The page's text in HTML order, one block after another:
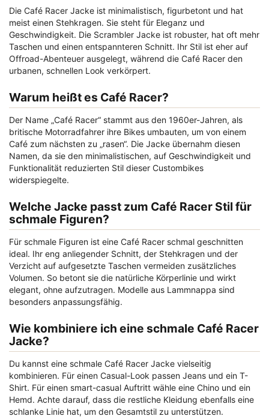
Die Café Racer Jacke ist minimalistisch, figurbetont und hat
meist einen Stehkragen. Sie steht für Eleganz und
Geschwindigkeit. Die Scrambler Jacke ist robuster, hat oft mehr
Taschen und einen entspannteren Schnitt. Ihr Stil ist eher auf
Offroad-Abenteuer ausgelegt, während die Café Racer den
urbanen, schnellen Look verkörpert.
Warum heißt es Café Racer?
Der Name „Café Racer“ stammt aus den 1960er-Jahren, als
britische Motorradfahrer ihre Bikes umbauten, um von einem
Café zum nächsten zu „rasen“. Die Jacke übernahm diesen
Namen, da sie den minimalistischen, auf Geschwindigkeit und
Funktionalität reduzierten Stil dieser Custombikes
widerspiegelte.
Welche Jacke passt zum Café Racer Stil für
schmale Figuren?
Für schmale Figuren ist eine Café Racer schmal geschnitten
ideal. Ihr eng anliegender Schnitt, der Stehkragen und der
Verzicht auf aufgesetzte Taschen vermeiden zusätzliches
Volumen. So betont sie die natürliche Körperlinie und wirkt
elegant, ohne aufzutragen. Modelle aus Lammnappa sind
besonders anpassungsfähig.
Wie kombiniere ich eine schmale Café Racer
Jacke?
Du kannst eine schmale Café Racer Jacke vielseitig
kombinieren. Für einen Casual-Look passen Jeans und ein T-
Shirt. Für einen smart-casual Auftritt wähle eine Chino und ein
Hemd. Achte darauf, dass die restliche Kleidung ebenfalls eine
schlanke Linie hat, um den Gesamtstil zu unterstützen.